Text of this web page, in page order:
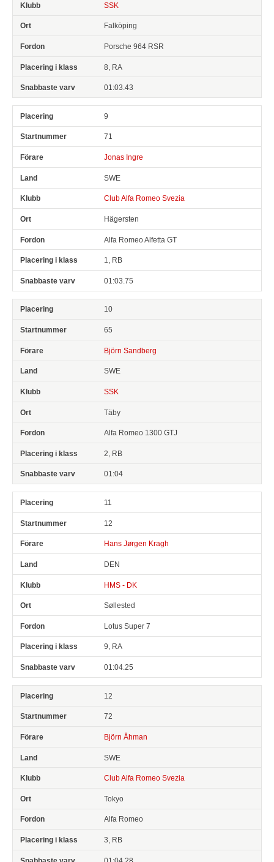
SSK
Falköping
Porsche 964 RSR
8, RA
01:03.43
9
71
Jonas Ingre
SWE
Club Alfa Romeo Svezia
Hägersten
Alfa Romeo Alfetta GT
1, RB
01:03.75
10
65
Björn Sandberg
SWE
SSK
Täby
Alfa Romeo 1300 GTJ
2, RB
01:04
11
12
Hans Jørgen Kragh
DEN
HMS - DK
Søllested
Lotus Super 7
9, RA
01:04.25
12
72
Björn Åhman
SWE
Club Alfa Romeo Svezia
Tokyo
Alfa Romeo
3, RB
01:04.28